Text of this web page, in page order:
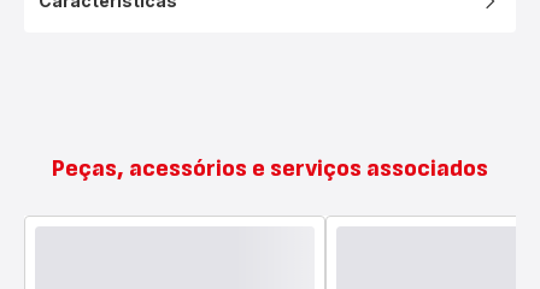
Peças, acessórios e serviços associados